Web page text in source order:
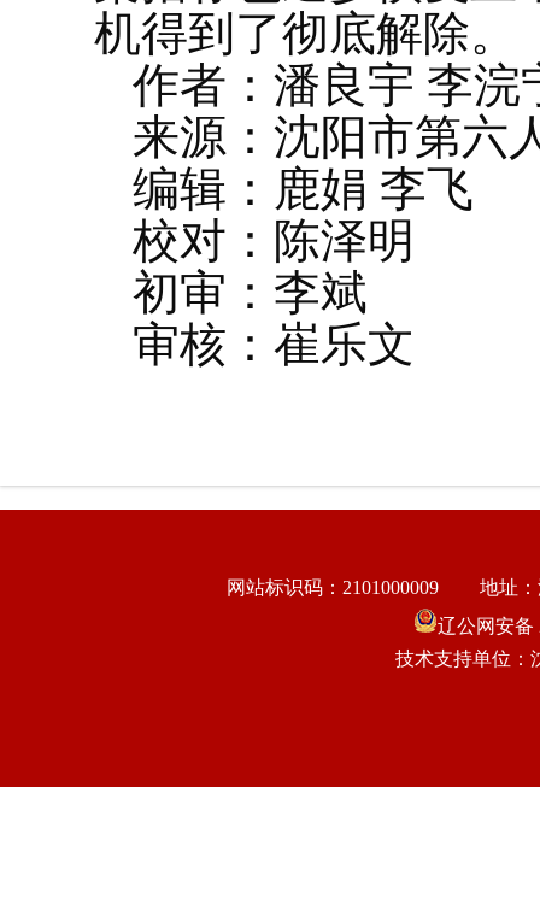
机得到了彻底解除。
作者：潘良宇 李浣
来源：沈阳市第六
编辑：鹿娟 李飞
校对：陈泽明
初审：李斌
审核：崔乐文
网站标识码：2101000009
地址
辽公网安备
技术支持单位：